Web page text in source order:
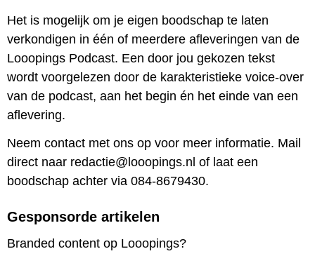
Het is mogelijk om je eigen boodschap te laten
verkondigen in één of meerdere afleveringen van de
Looopings Podcast. Een door jou gekozen tekst
wordt voorgelezen door de karakteristieke voice-over
van de podcast, aan het begin én het einde van een
aflevering.
Neem contact met ons op voor meer informatie. Mail
direct naar redactie@looopings.nl of laat een
boodschap achter via 084-8679430.
Gesponsorde artikelen
Branded content op Looopings?